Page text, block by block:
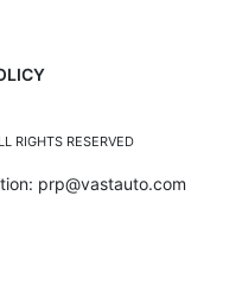
RIGHTS RESERVED
prp@vastauto.com